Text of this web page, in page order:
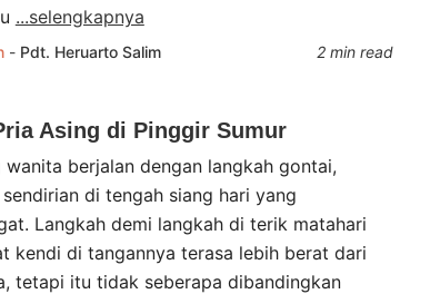
...selengkapnya
- Pdt. Heruarto Salim 2 min read
Asing di Pinggir Sumur
wanita berjalan dengan langkah gontai,
di tengah siang hari yang
Langkah demi langkah di terik matahari
kendi di tangannya terasa lebih berat dari
tetapi itu tidak seberapa dibandingkan